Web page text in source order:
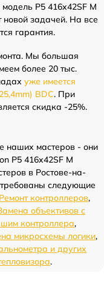
модель P5 416x42SF M
новой задачей. На все
гарантия.
Мы большая
более 20 тыс.
уже имеется
BDC. При
скидка -25%.
наших мастеров - они
P5 416x42SF M
в Ростове-на-
следующие
Ремонт контроллеров,
объективов с
контроллера,
микросхемы логики,
и других
.